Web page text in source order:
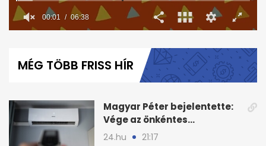
minutes,
MÉG TÖBB FRISS HÍR
Magyar Péter bejelentette:
Vége az önkéntes
fogyasztáscsökkentésnek
24.hu 21:17